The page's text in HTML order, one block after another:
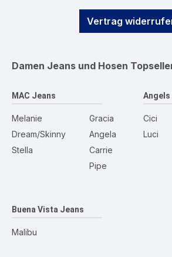
Vertrag
Damen Jeans und Hosen
MAC Jeans
Melanie
Dream/Skinny
Stella
Gracia
Angela
Carrie
Pipe
Angels
Cici
Luci
Buena Vista Jeans
Malibu